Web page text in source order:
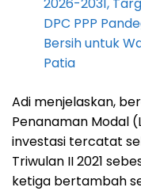
DPC PPP
Bersih untuk
Patia
Adi menjelaskan,
Penanaman Modal
investasi tercatat
Triwulan II 2021
ketiga bertambah